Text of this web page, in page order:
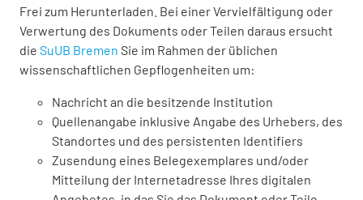
Frei zum Herunterladen. Bei einer Vervielfältigung oder
Verwertung des Dokuments oder Teilen daraus ersucht
die SuUB Bremen Sie im Rahmen der üblichen
wissenschaftlichen Gepflogenheiten um:
Nachricht an die besitzende Institution
Quellenangabe inklusive Angabe des Urhebers, des
Standortes und des persistenten Identifiers
Zusendung eines Belegexemplares und/oder
Mitteilung der Internetadresse Ihres digitalen